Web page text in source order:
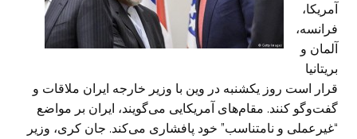
آمریکا،
فرانسه،
آلمان و
بریتانیا
قرار است روز یکشنبه در وین با وزیر خارجه ایران ملاقات و
گفت‌‌وگو کنند. مقام‌های آمریکایی می‌گویند، ایران بر مواضع
“غیرعملی و نامتناسب” خود پافشاری می‌کند. جان کری‌، وزیر